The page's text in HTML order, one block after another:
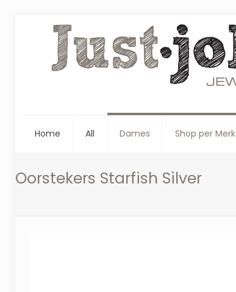
Home All Dames Shop per Merk
Oorstekers Starfish Silver